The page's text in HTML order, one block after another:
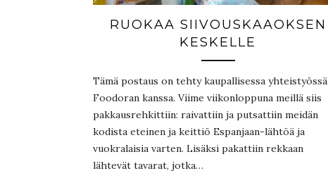
RUOKAA SIIVOUSKAAOKSEN
KESKELLE
Tämä postaus on tehty kaupallisessa yhteistyössä
Foodoran kanssa. Viime viikonloppuna meillä siis
pakkausrehkittiin: raivattiin ja putsattiin meidän
kodista eteinen ja keittiö Espanjaan-lähtöä ja
vuokralaisia varten. Lisäksi pakattiin rekkaan
lähtevät tavarat, jotka…